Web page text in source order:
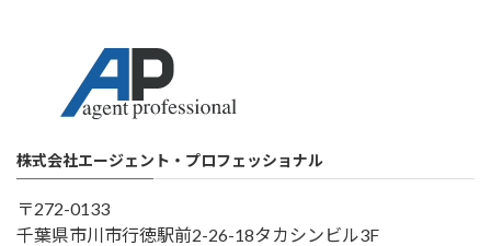
株式会社エージェント・プロフェッショナル
〒272-0133
千葉県市川市行徳駅前2-26-18タカシンビル3F